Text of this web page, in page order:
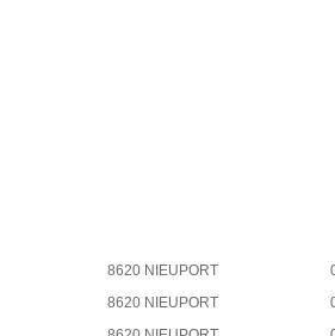
8620 NIEUPORT
8620 NIEUPORT